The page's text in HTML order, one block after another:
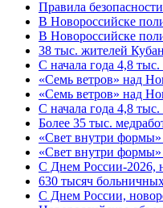
Правила
В Новороссийске
В Новороссийске
38 тыс. жителей
С начала года 4,8
«Семь ветров» над
«Семь ветров» над
С начала года 4,8
Более 35 тыс.
«Свет внутри
«Свет внутри
C Днем России-2026,
630 тысяч
C Днем России,